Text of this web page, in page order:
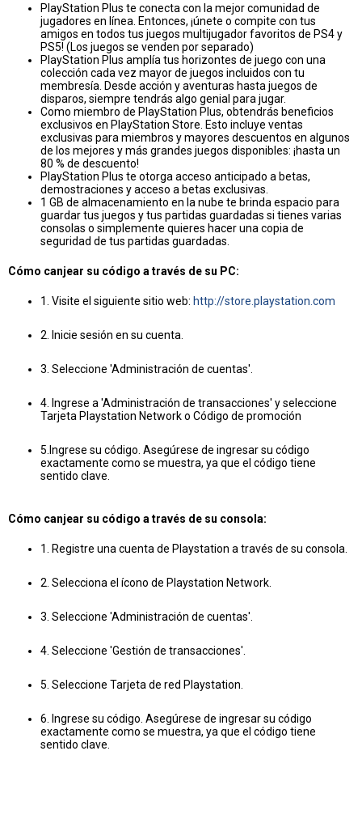
PlayStation Plus te conecta con la mejor comunidad de
jugadores en línea. Entonces, ¡únete o compite con tus
amigos en todos tus juegos multijugador favoritos de PS4 y
PS5! (Los juegos se venden por separado)
PlayStation Plus amplía tus horizontes de juego con una
colección cada vez mayor de juegos incluidos con tu
membresía. Desde acción y aventuras hasta juegos de
disparos, siempre tendrás algo genial para jugar.
Como miembro de PlayStation Plus, obtendrás beneficios
exclusivos en PlayStation Store. Esto incluye ventas
exclusivas para miembros y mayores descuentos en algunos
de los mejores y más grandes juegos disponibles: ¡hasta un
80 % de descuento!
PlayStation Plus te otorga acceso anticipado a betas,
demostraciones y acceso a betas exclusivas.
1 GB de almacenamiento en la nube te brinda espacio para
guardar tus juegos y tus partidas guardadas si tienes varias
consolas o simplemente quieres hacer una copia de
seguridad de tus partidas guardadas.
Cómo canjear su código a través de su PC:
1. Visite el siguiente sitio web: http://store.playstation.com
2. Inicie sesión en su cuenta.
3. Seleccione 'Administración de cuentas'.
4. Ingrese a 'Administración de transacciones' y seleccione
Tarjeta Playstation Network o Código de promoción
5.Ingrese su código. Asegúrese de ingresar su código
exactamente como se muestra, ya que el código tiene
sentido clave.
Cómo canjear su código a través de su consola:
1. Registre una cuenta de Playstation a través de su consola.
2. Selecciona el ícono de Playstation Network.
3. Seleccione 'Administración de cuentas'.
4. Seleccione 'Gestión de transacciones'.
5. Seleccione Tarjeta de red Playstation.
6. Ingrese su código. Asegúrese de ingresar su código
exactamente como se muestra, ya que el código tiene
sentido clave.